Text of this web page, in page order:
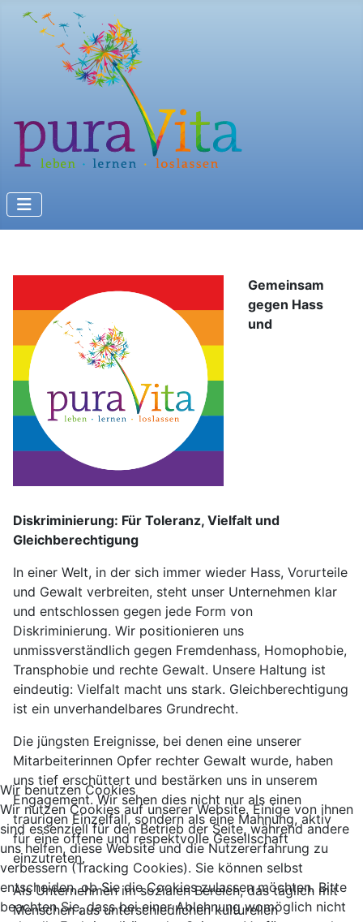
Gemeinsam
gegen Hass
und
Diskriminierung: Für Toleranz, Vielfalt und
Gleichberechtigung
In einer Welt, in der sich immer wieder Hass, Vorurteile
und Gewalt verbreiten, steht unser Unternehmen klar
und entschlossen gegen jede Form von
Diskriminierung. Wir positionieren uns
unmissverständlich gegen Fremdenhass, Homophobie,
Transphobie und rechte Gewalt. Unsere Haltung ist
eindeutig: Vielfalt macht uns stark. Gleichberechtigung
ist ein unverhandelbares Grundrecht.
Die jüngsten Ereignisse, bei denen eine unserer
Mitarbeiterinnen Opfer rechter Gewalt wurde, haben
uns tief erschüttert und bestärken uns in unserem
Engagement. Wir sehen dies nicht nur als einen
traurigen Einzelfall, sondern als eine Mahnung, aktiv
für eine offene und respektvolle Gesellschaft
einzutreten.
Als Unternehmen im sozialen Bereich, das täglich mit
Menschen aus unterschiedlichen kulturellen
Wir benutzen Cookies
Wir nutzen Cookies auf unserer Website. Einige von ihnen
sind essenziell für den Betrieb der Seite, während andere
uns helfen, diese Website und die Nutzererfahrung zu
verbessern (Tracking Cookies). Sie können selbst
entscheiden, ob Sie die Cookies zulassen möchten. Bitte
beachten Sie, dass bei einer Ablehnung womöglich nicht